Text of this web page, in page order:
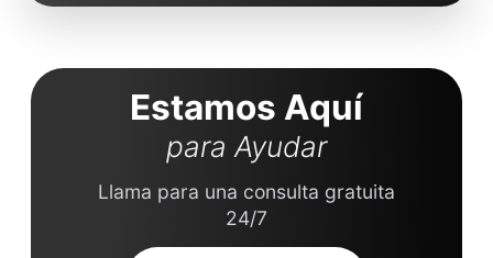
Estamos Aquí
para Ayudar
Llama para una consulta gratuita
24/7